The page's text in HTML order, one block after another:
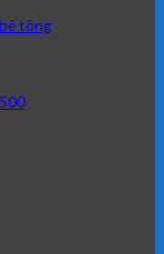
tông